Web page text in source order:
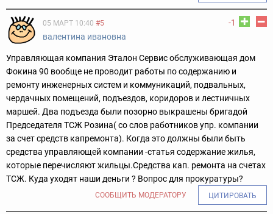
-1
05 МАРТ 10:40 #5
валентина ивановна
Управляющая компания Эталон Сервис обслуживающая дом
Фокина 90 вообще не проводит работы по содержанию и
ремонту инженерных систем и коммуникаций, подвальных,
чердачных помещений, подъездов, коридоров и лестничных
маршей. Два подъезда были позорно выкрашены бригадой
Председателя ТСЖ Розина( со слов работников упр. компании
за счет средств капремонта). Когда это должны были быть
средства управляющей компании -статья содержание жилья,
которые перечисляют жильцы.Средства кап. ремонта на счетах
ТСЖ. Куда уходят наши деньги ? Вопрос для прокуратуры?
СООБЩИТЬ МОДЕРАТОРУ ЦИТИРОВАТЬ